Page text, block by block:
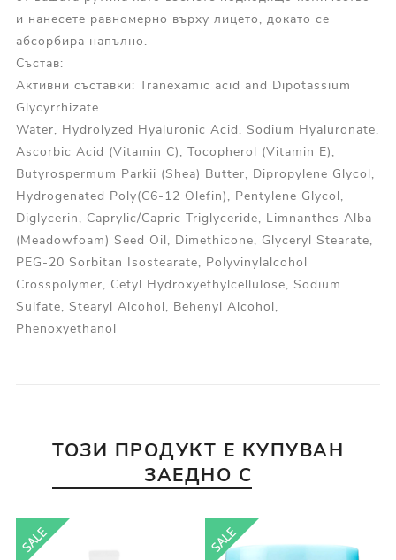
и нанесете равномерно върху лицето, докато се
абсорбира напълно.
Състав:
Активни съставки: Tranexamic acid and Dipotassium
Glycyrrhizate
Water, Hydrolyzed Hyaluronic Acid, Sodium Hyaluronate,
Ascorbic Acid (Vitamin C), Tocopherol (Vitamin E),
Butyrospermum Parkii (Shea) Butter, Dipropylene Glycol,
Hydrogenated Poly(C6-12 Olefin), Pentylene Glycol,
Diglycerin, Caprylic/Capric Triglyceride, Limnanthes Alba
(Meadowfoam) Seed Oil, Dimethicone, Glyceryl Stearate,
PEG-20 Sorbitan Isostearate, Polyvinylalcohol
Crosspolymer, Cetyl Hydroxyethylcellulose, Sodium
Sulfate, Stearyl Alcohol, Behenyl Alcohol,
Phenoxyethanol
ТОЗИ ПРОДУКТ Е КУПУВАН
ЗАЕДНО С